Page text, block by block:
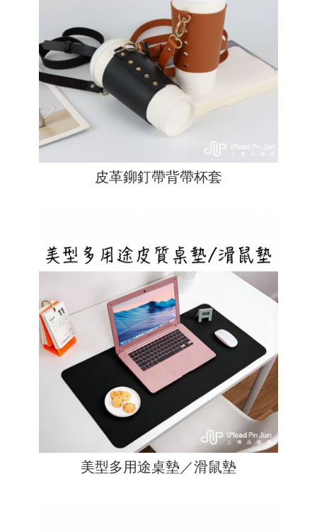
皮革鉚釘帶背帶杯套
美型多用途桌墊／滑鼠墊